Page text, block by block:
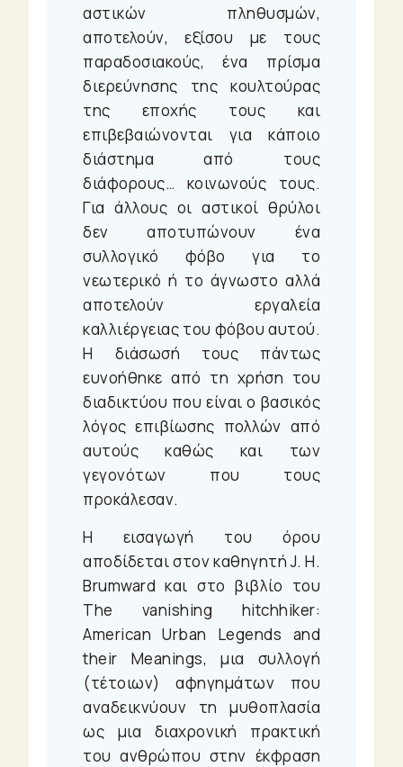
αστικών πληθυσμών,
αποτελούν, εξίσου με τους
παραδοσιακούς, ένα πρίσμα
διερεύνησης της κουλτούρας
της εποχής τους και
επιβεβαιώνονται για κάποιο
διάστημα από τους
διάφορους… κοινωνούς τους.
Για άλλους οι αστικοί θρύλοι
δεν αποτυπώνουν ένα
συλλογικό φόβο για το
νεωτερικό ή το άγνωστο αλλά
αποτελούν εργαλεία
καλλιέργειας του φόβου αυτού.
Η διάσωσή τους πάντως
ευνοήθηκε από τη χρήση του
διαδικτύου που είναι ο βασικός
λόγος επιβίωσης πολλών από
αυτούς καθώς και των
γεγονότων που τους
προκάλεσαν.
Η εισαγωγή του όρου
αποδίδεται στον καθηγητή J. H.
Brumward και στο βιβλίο του
The vanishing hitchhiker:
American Urban Legends and
their Meanings, μια συλλογή
(τέτοιων) αφηγημάτων που
αναδεικνύουν τη μυθοπλασία
ως μια διαχρονική πρακτική
του ανθρώπου στην έκφραση